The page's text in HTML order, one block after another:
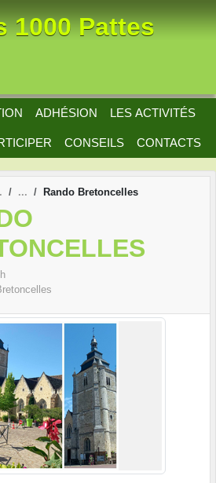
1000 Pattes
ADHÉSION LES ACTIVITÉS
CONSEILS CONTACTS
Rando Bretoncelles